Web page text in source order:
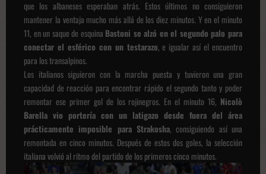
que los albaneses esperaban atrás. Estos últimos no consiguieron
mantener la ventaja mucho más allá de los diez minutos. Y en el minuto
11, en un saque de esquina Bastoni se alzó en el segundo palo para
conectar el esférico con un testarazo, e igualar así el encuentro
para los transalpinos.
Los italianos siguieron con la marcha puesta y tuvieron una gran
capacidad de reacción para encontrar rápido el segundo tanto y poder
remontar ese primer gol de los rojinegros. En el minuto 16, Nicolò
Barella vio portería con un latigazo desde fuera del área
prácticamente imposible para Strakosha, consiguiendo así una
remontada en cinco minutos. Después de estos dos goles, la selección
italiana volvió al ritmo del partido de los primeros cinco minutos.